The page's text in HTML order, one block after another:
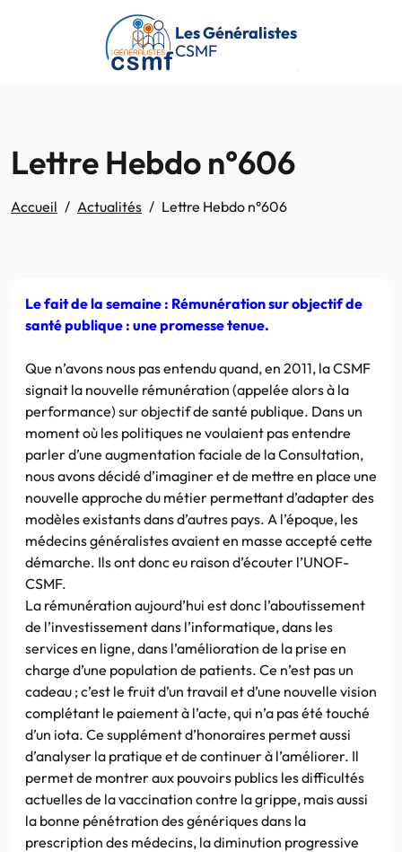
Passer au contenu principal
Les Généralistes
CSMF
Lettre Hebdo n°606
Accueil Actualités Lettre Hebdo n°606
Le fait de la semaine : Rémunération sur objectif de
santé publique : une promesse tenue.
Que n’avons nous pas entendu quand, en 2011, la CSMF
signait la nouvelle rémunération (appelée alors à la
performance) sur objectif de santé publique. Dans un
moment où les politiques ne voulaient pas entendre
parler d’une augmentation faciale de la Consultation,
nous avons décidé d’imaginer et de mettre en place une
nouvelle approche du métier permettant d’adapter des
modèles existants dans d’autres pays. A l’époque, les
médecins généralistes avaient en masse accepté cette
démarche. Ils ont donc eu raison d’écouter l’UNOF-
CSMF.
La rémunération aujourd’hui est donc l’aboutissement
de l’investissement dans l’informatique, dans les
services en ligne, dans l’amélioration de la prise en
charge d’une population de patients. Ce n’est pas un
cadeau ; c’est le fruit d’un travail et d’une nouvelle vision
complétant le paiement à l’acte, qui n’a pas été touché
d’un iota. Ce supplément d’honoraires permet aussi
d’analyser la pratique et de continuer à l’améliorer. Il
permet de montrer aux pouvoirs publics les difficultés
actuelles de la vaccination contre la grippe, mais aussi
la bonne pénétration des génériques dans la
prescription des médecins, la diminution progressive